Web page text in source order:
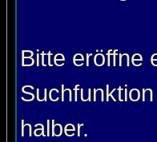
Bitte eröffne
halber.